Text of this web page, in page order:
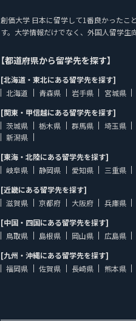
創価大学 日本に留学して1番良かったこ
す。大学情報だけでなく、外国人留学生
【都道府県から留学先を探す】
[北海道・東北にある留学先を探す]
北海道
青森県 岩手県 宮城県
[関東・甲信越にある留学先を探す]
茨城県
栃木県 群馬県 埼玉県
新潟県
[東海・北陸にある留学先を探す]
岐阜県
静岡県 愛知県 三重県
[近畿にある留学先を探す]
滋賀県
京都府 大阪府 兵庫県
[中国・四国にある留学先を探す]
鳥取県
島根県 岡山県 広島県
[九州・沖縄にある留学先を探す]
福岡県
佐賀県 長崎県 熊本県